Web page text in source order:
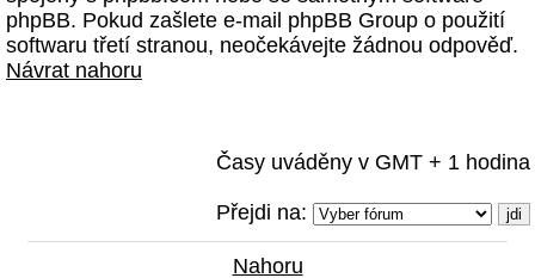
phpBB. Pokud zašlete e-mail phpBB Group o použití
softwaru třetí stranou, neočekávejte žádnou odpověď.
Návrat nahoru
Časy uváděny v GMT + 1 hodina
Přejdi na:
Nahoru